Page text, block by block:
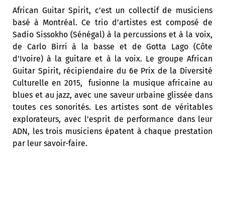
African Guitar Spirit, c’est un collectif de musiciens
basé à Montréal. Ce trio d’artistes est composé de
Sadio Sissokho (Sénégal) à la percussions et à la voix,
de Carlo Birri à la basse et de Gotta Lago (Côte
d’Ivoire) à la guitare et à la voix. Le groupe African
Guitar Spirit, récipiendaire du 6e Prix de la Diversité
Culturelle en 2015, fusionne la musique africaine au
blues et au jazz, avec une saveur urbaine glissée dans
toutes ces sonorités. Les artistes sont de véritables
explorateurs, avec l’esprit de performance dans leur
ADN, les trois musiciens épatent à chaque prestation
par leur savoir-faire.